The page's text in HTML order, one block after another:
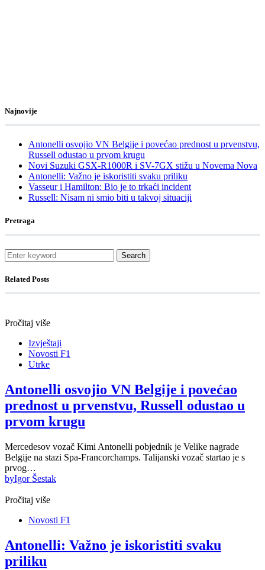
Najnovije
Antonelli osvojio VN Belgije i povećao prednost u prvenstvu,
Russell odustao u prvom krugu
Novi Suzuki GSX-R1000R i SV-7GX stižu u Novema Nova
Antonelli: Važno je iskoristiti svaku priliku
Vasseur i Hamilton: Bio je to trkaći incident
Russell: Nisam ni smio biti u takvoj situaciji
Pretraga
Search
Related Posts
Pročitaj više
Izvještaji
Novosti F1
Utrke
Antonelli osvojio VN Belgije i povećao
prednost u prvenstvu, Russell odustao u
prvom krugu
Mercedesov vozač Kimi Antonelli pobjednik je Velike nagrade
Belgije na stazi Spa-Francorchamps. Talijanski vozač startao je s
prvog…
byIgor Šestak
Pročitaj više
Novosti F1
Antonelli: Važno je iskoristiti svaku
priliku